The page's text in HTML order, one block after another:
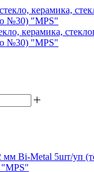
керамика,
№30) "MPS"